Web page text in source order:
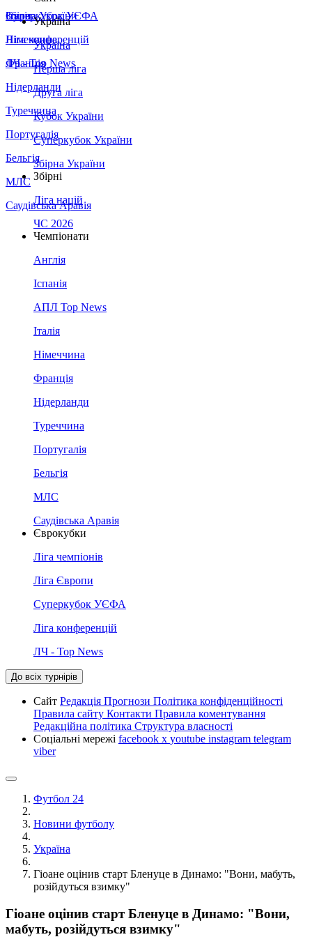
Збірна України
Італія
Німеччина
Франція
Нідерланди
Туреччина
Португалія
Бельгія
МЛС
Саудівська Аравія
Суперкубок УЄФА
Ліга конференцій
ЛЧ - Top News
Україна
Україна
Перша ліга
Друга ліга
Кубок України
Суперкубок України
Збірна України
Збірні
Ліга націй
ЧС 2026
Чемпіонати
Англія
Іспанія
АПЛ Top News
Італія
Німеччина
Франція
Нідерланди
Туреччина
Португалія
Бельгія
МЛС
Саудівська Аравія
Єврокубки
Ліга чемпіонів
Ліга Європи
Суперкубок УЄФА
Ліга конференцій
ЛЧ - Top News
До всіх турнірів
Сайт Редакція Прогнози Політика конфіденційності
Правила сайту Контакти Правила коментування
Редакційна політика Структура власності
Соціальні мережі facebook x youtube instagram telegram
viber
Футбол 24
Новини футболу
Україна
Гіоане оцінив старт Бленуце в Динамо: "Вони, мабуть,
розійдуться взимку"
Гіоане оцінив старт Бленуце в Динамо: "Вони,
мабуть, розійдуться взимку"